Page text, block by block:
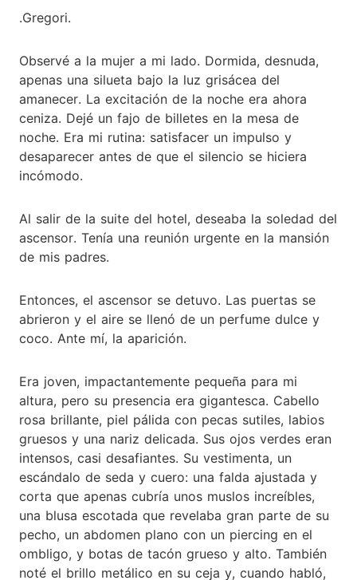
.Gregori.
Observé a la mujer a mi lado. Dormida, desnuda,
apenas una silueta bajo la luz grisácea del
amanecer. La excitación de la noche era ahora
ceniza. Dejé un fajo de billetes en la mesa de
noche. Era mi rutina: satisfacer un impulso y
desaparecer antes de que el silencio se hiciera
incómodo.
Al salir de la suite del hotel, deseaba la soledad del
ascensor. Tenía una reunión urgente en la mansión
de mis padres.
Entonces, el ascensor se detuvo. Las puertas se
abrieron y el aire se llenó de un perfume dulce y
coco. Ante mí, la aparición.
Era joven, impactantemente pequeña para mi
altura, pero su presencia era gigantesca. Cabello
rosa brillante, piel pálida con pecas sutiles, labios
gruesos y una nariz delicada. Sus ojos verdes eran
intensos, casi desafiantes. Su vestimenta, un
escándalo de seda y cuero: una falda ajustada y
corta que apenas cubría unos muslos increíbles,
una blusa escotada que revelaba gran parte de su
pecho, un abdomen plano con un piercing en el
ombligo, y botas de tacón grueso y alto. También
noté el brillo metálico en su ceja y, cuando habló,